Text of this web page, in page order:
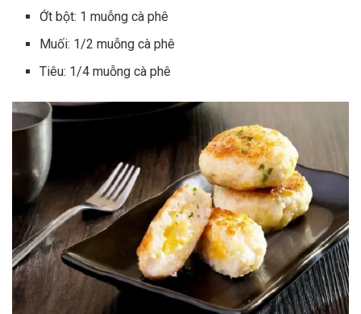
Ớt bột: 1 muỗng cà phê
Muối: 1/2 muỗng cà phê
Tiêu: 1/4 muỗng cà phê